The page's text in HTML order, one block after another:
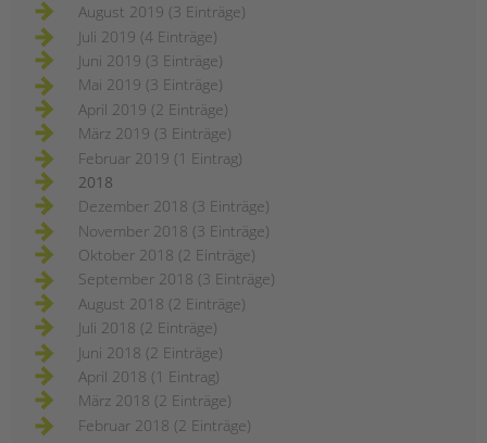
August 2019 (3 Einträge)
Juli 2019 (4 Einträge)
Juni 2019 (3 Einträge)
Mai 2019 (3 Einträge)
April 2019 (2 Einträge)
März 2019 (3 Einträge)
Februar 2019 (1 Eintrag)
2018
Dezember 2018 (3 Einträge)
November 2018 (3 Einträge)
Oktober 2018 (2 Einträge)
September 2018 (3 Einträge)
August 2018 (2 Einträge)
Juli 2018 (2 Einträge)
Juni 2018 (2 Einträge)
April 2018 (1 Eintrag)
März 2018 (2 Einträge)
Februar 2018 (2 Einträge)